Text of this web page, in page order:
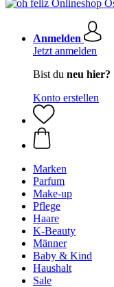
Anmelden
Jetzt anmelden
Bist du neu hier?
Konto erstellen
Marken
Parfum
Make-up
Pflege
Haare
K-Beauty
Männer
Baby & Kind
Haushalt
Sale